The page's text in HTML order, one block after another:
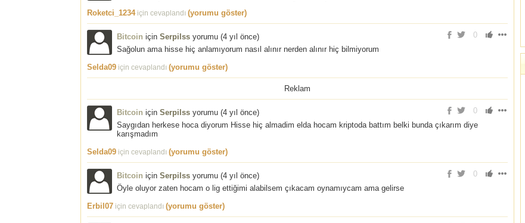
Roketci_1234için cevaplandı (yorumu göster)
0
Bitcoin için Serpilss yorumu (4 yıl önce)
Sağolun ama hisse hiç anlamıyorum nasıl alınır nerden alınır hiç bilmiyorum
Selda09 için cevaplandı (yorumu göster)
Reklam
0
Bitcoin için Serpilss yorumu (4 yıl önce)
Saygıdan herkese hoca diyorum Hisse hiç almadim elda hocam kriptoda battım belki bunda çıkarım diye
karışmadım
Selda09 için cevaplandı (yorumu göster)
0
Bitcoin için Serpilss yorumu (4 yıl önce)
Öyle oluyor zaten hocam o lig ettiğimi alabilsem çıkacam oynamıycam ama gelirse
Erbil07 için cevaplandı (yorumu göster)